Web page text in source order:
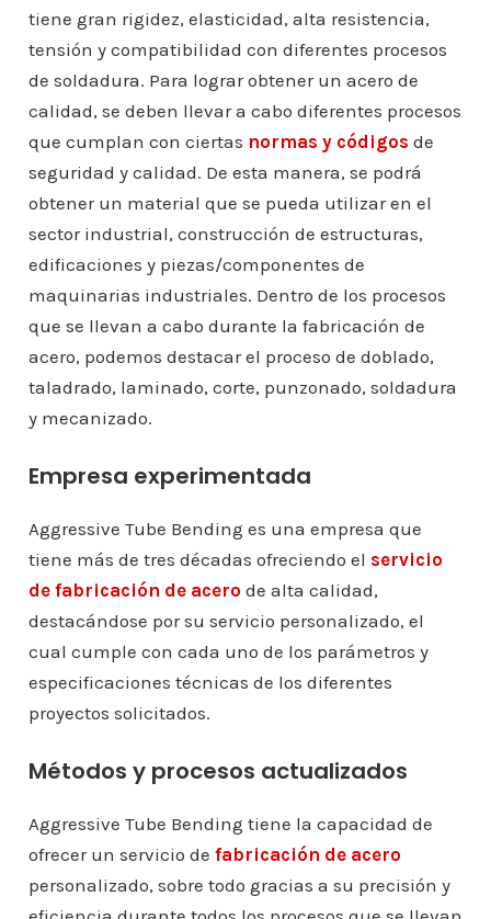
tiene gran rigidez, elasticidad, alta resistencia,
tensión y compatibilidad con diferentes procesos
de soldadura. Para lograr obtener un acero de
calidad, se deben llevar a cabo diferentes procesos
que cumplan con ciertas normas y códigos de
seguridad y calidad. De esta manera, se podrá
obtener un material que se pueda utilizar en el
sector industrial, construcción de estructuras,
edificaciones y piezas/componentes de
maquinarias industriales. Dentro de los procesos
que se llevan a cabo durante la fabricación de
acero, podemos destacar el proceso de doblado,
taladrado, laminado, corte, punzonado, soldadura
y mecanizado.
Empresa experimentada
Aggressive Tube Bending es una empresa que
tiene más de tres décadas ofreciendo el servicio
de fabricación de acero de alta calidad,
destacándose por su servicio personalizado, el
cual cumple con cada uno de los parámetros y
especificaciones técnicas de los diferentes
proyectos solicitados.
Métodos y procesos actualizados
Aggressive Tube Bending tiene la capacidad de
ofrecer un servicio de fabricación de acero
personalizado, sobre todo gracias a su precisión y